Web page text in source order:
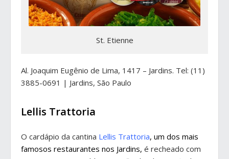
St. Etienne
Al. Joaquim Eugênio de Lima, 1417 – Jardins. Tel: (11)
3885-0691 | Jardins, São Paulo
Lellis Trattoria
O cardápio da cantina Lellis Trattoria, um dos mais
famosos restaurantes nos Jardins, é recheado com